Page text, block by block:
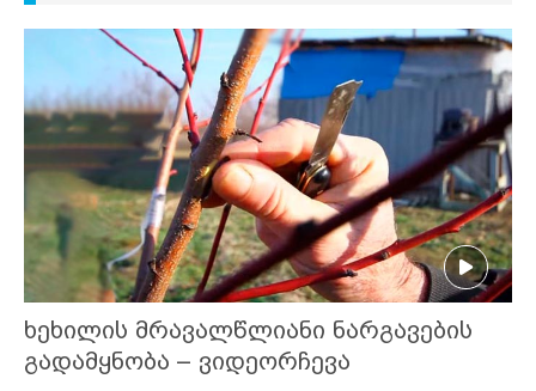
ხეხილის მრავალწლიანი ნარგავების
გადამყნობა – ვიდეორჩევა